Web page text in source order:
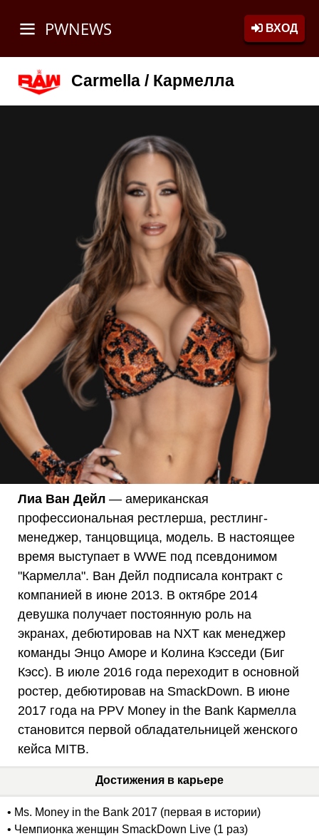
PWNEWS ВХОД
Carmella / Кармелла
Лиа Ван Дейл — американская
профессиональная рестлерша, рестлинг-
менеджер, танцовщица, модель. В настоящее
время выступает в WWE под псевдонимом
"Кармелла". Ван Дейл подписала контракт с
компанией в июне 2013. В октябре 2014
девушка получает постоянную роль на
экранах, дебютировав на NXT как менеджер
команды Энцо Аморе и Колина Кэсседи (Биг
Кэсс). В июле 2016 года переходит в основной
ростер, дебютировав на SmackDown. В июне
2017 года на PPV Money in the Bank Кармелла
становится первой обладательницей женского
кейса MITB.
Достижения в карьере
• Ms. Money in the Bank 2017 (первая в истории)
• Чемпионка женщин SmackDown Live (1 раз)